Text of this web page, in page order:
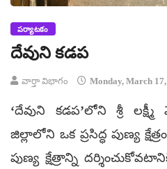
పర్యాటకం
దేవుని కడప
వార్తా విభాగం Monday, March
‘దేవుని కడప’లోని శ్రీ
జిల్లాలోని ఒక ప్రసిద్ధ పుణ్య
పుణ్య క్షేత్రాన్ని